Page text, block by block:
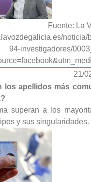
Fuente: La
94-investigadores/
21/
los apellidos más
superan a los
y sus singularidades.